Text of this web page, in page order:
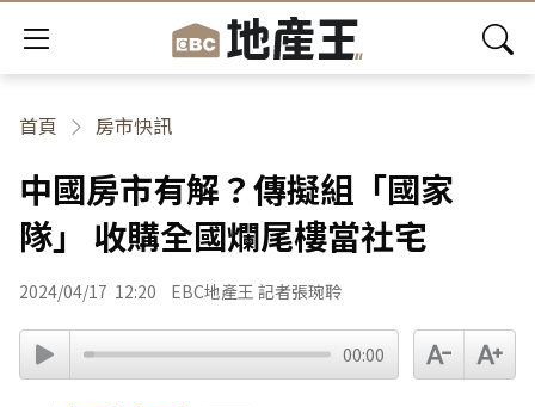
首頁 房市快訊
中國房市有解？傳擬組「國家
隊」 收購全國爛尾樓當社宅
2024/04/17 12:20 EBC地產王 記者張琬聆
00:00